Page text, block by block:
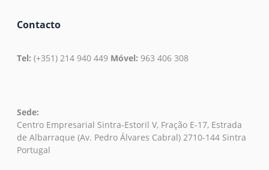
Contacto
Tel: (+351) 214 940 449 Móvel: 963 406 308
Sede:
Centro Empresarial Sintra-Estoril V, Fração E-17, Estrada
de Albarraque (Av. Pedro Álvares Cabral) 2710-144 Sintra
Portugal